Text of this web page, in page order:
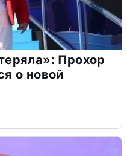
Прохор
о новой